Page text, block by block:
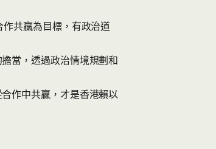
共贏為目標，有政治道
當，透過政治情境規劃和
作中共贏，才是香港賴以